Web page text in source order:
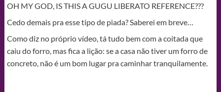
OH MY GOD, IS THIS A GUGU LIBERATO REFERENCE???
Cedo demais pra esse tipo de piada? Saberei em breve…
Como diz no próprio vídeo, tá tudo bem com a coitada que
caiu do forro, mas fica a lição: se a casa não tiver um forro de
concreto, não é um bom lugar pra caminhar tranquilamente.